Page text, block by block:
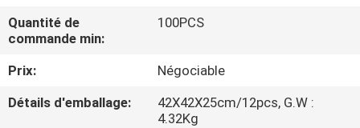
VISITE
D'USINE
CONTRÔLE
Quantité de
commande min:
100PCS
Prix:
Négociable
Détails d'emballage:
42X42X25cm/12pcs, G.W :
4.32Kg